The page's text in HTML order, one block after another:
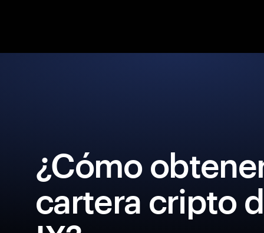
¿Cómo
cartera cripto